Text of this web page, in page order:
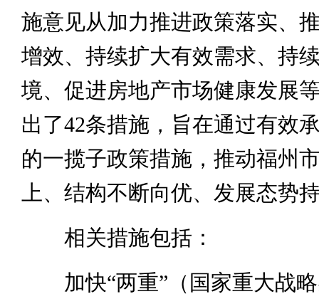
施意见从加力推进政策落实、
增效、持续扩大有效需求、持
境、促进房地产市场健康发展
出了42条措施，旨在通过有效
的一揽子政策措施，推动福州
上、结构不断向优、发展态势
相关措施包括：
加快“两重”（国家重大战略